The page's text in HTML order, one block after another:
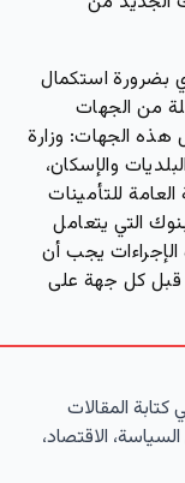
بضرورة استكمال
من الجهات
هذه الجهات: وزارة
والإسكان،
للتأمينات
التي يتعامل
يجب أن
قبل كل جهة على
المقالات
الاقتصاد،